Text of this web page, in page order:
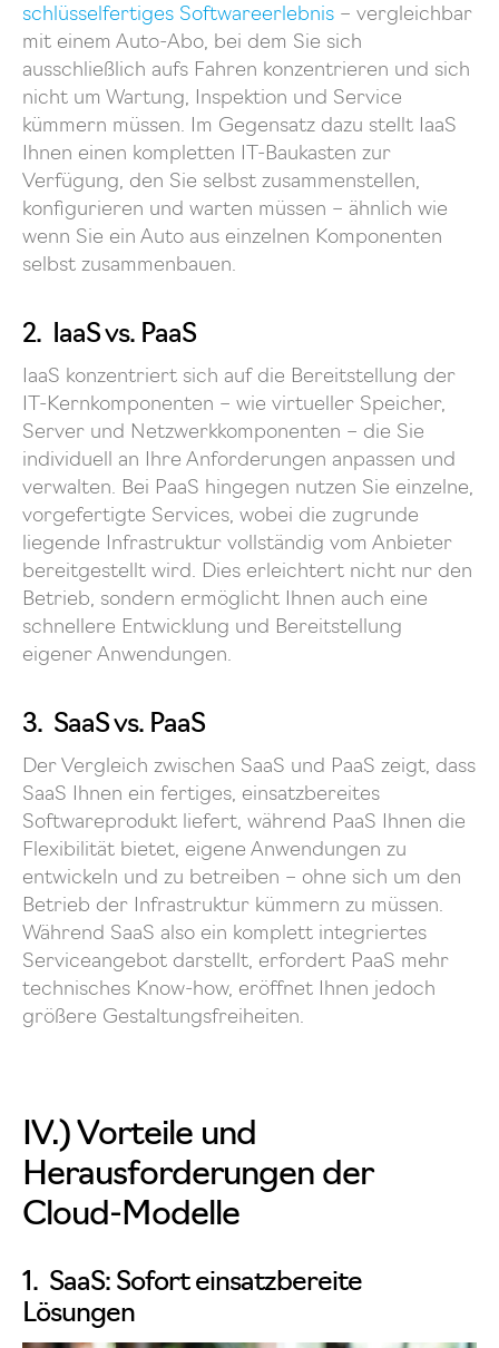
schlüsselfertiges Softwareerlebnis – vergleichbar
mit einem Auto-Abo, bei dem Sie sich
ausschließlich aufs Fahren konzentrieren und sich
nicht um Wartung, Inspektion und Service
kümmern müssen. Im Gegensatz dazu stellt IaaS
Ihnen einen kompletten IT-Baukasten zur
Verfügung, den Sie selbst zusammenstellen,
konfigurieren und warten müssen – ähnlich wie
wenn Sie ein Auto aus einzelnen Komponenten
selbst zusammenbauen.
2. IaaS vs. PaaS
IaaS konzentriert sich auf die Bereitstellung der
IT-Kernkomponenten – wie virtueller Speicher,
Server und Netzwerkkomponenten – die Sie
individuell an Ihre Anforderungen anpassen und
verwalten. Bei PaaS hingegen nutzen Sie einzelne,
vorgefertigte Services, wobei die zugrunde
liegende Infrastruktur vollständig vom Anbieter
bereitgestellt wird. Dies erleichtert nicht nur den
Betrieb, sondern ermöglicht Ihnen auch eine
schnellere Entwicklung und Bereitstellung
eigener Anwendungen.
3. SaaS vs. PaaS
Der Vergleich zwischen SaaS und PaaS zeigt, dass
SaaS Ihnen ein fertiges, einsatzbereites
Softwareprodukt liefert, während PaaS Ihnen die
Flexibilität bietet, eigene Anwendungen zu
entwickeln und zu betreiben – ohne sich um den
Betrieb der Infrastruktur kümmern zu müssen.
Während SaaS also ein komplett integriertes
Serviceangebot darstellt, erfordert PaaS mehr
technisches Know-how, eröffnet Ihnen jedoch
größere Gestaltungsfreiheiten.
IV.) Vorteile und
Herausforderungen der
Cloud-Modelle
1. SaaS: Sofort einsatzbereite
Lösungen